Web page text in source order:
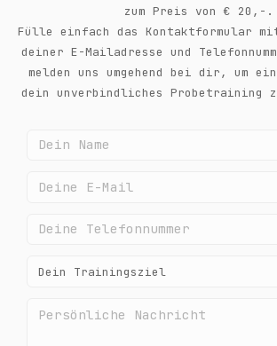
zum Preis von € 20,-.
Fülle einfach das Kontaktformular mit
deiner E-Mailadresse und
melden uns umgehend bei dir, um
dein unverbindliches Probetraining